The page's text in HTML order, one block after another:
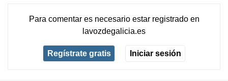
Para comentar es necesario estar registradoen
lavozdegalicia.es
Regístrate gratis Iniciar sesión